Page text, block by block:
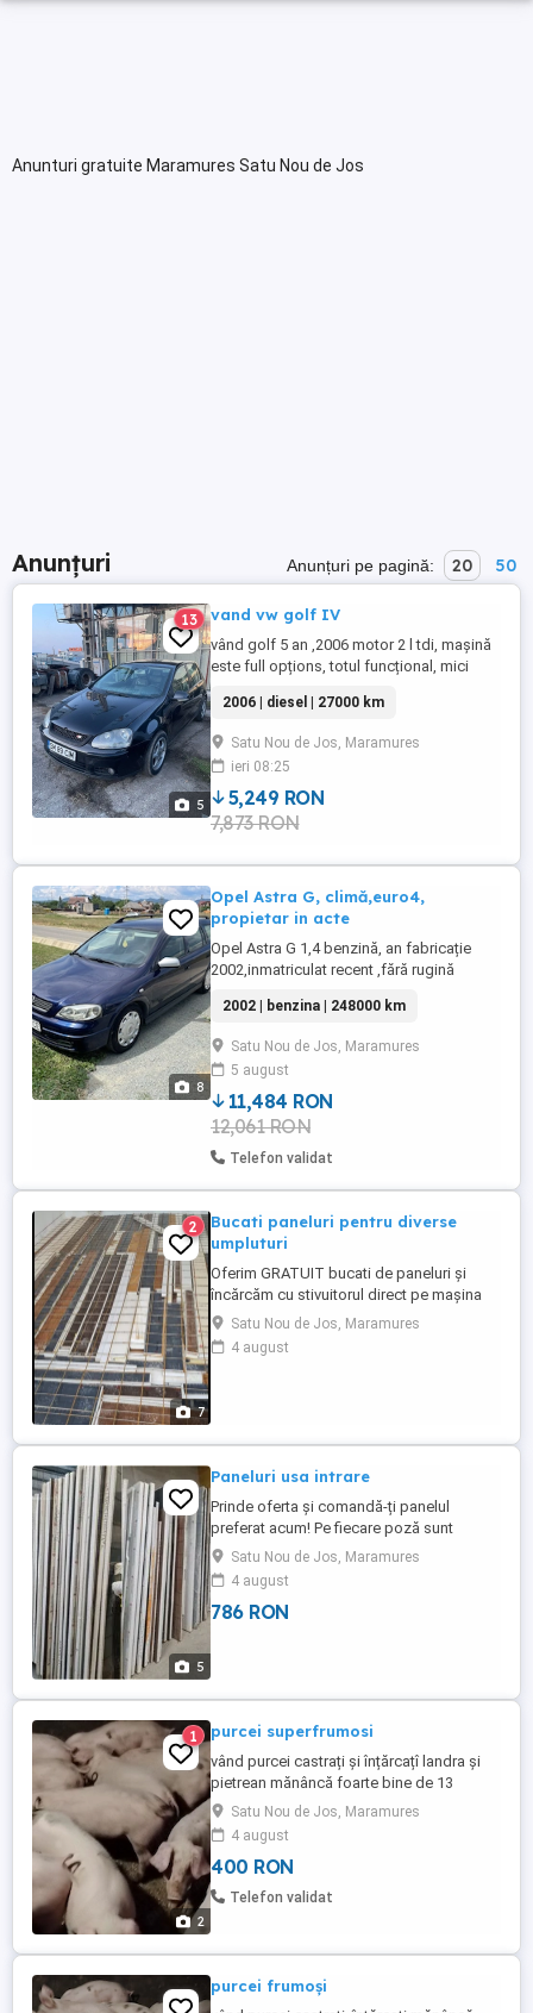
Anunturi gratuite Maramures Satu Nou de Jos
Anunțuri Anunțuri pe pagină: 20 50
5
13 vand vw golf IV
vând golf 5 an ,2006 motor 2 l tdi, mașină
este full opțions, totul funcțional, mici
pentru mai multe detalii lăsați un mesaj
sau scrieți la numărul din anunț
2006 | diesel | 27000 km
Satu Nou de Jos, Maramures
ieri 08:25
5,249 RON
7,873 RON
8
Opel Astra G, climă,euro4,
propietar in acte
Opel Astra G 1,4 benzină, an fabricație
2002,inmatriculat recent ,fără rugină
geamuri electrice, abs,servo direcție,
paravanturi la toate geamurile ,radio
kenwood cu stik ,proiectoare ceață, bare
portbagaj originale, inchidere centralizata,
două chei, cauciucuri aproape ...
2002 | benzina | 248000 km
Satu Nou de Jos, Maramures
5 august
11,484 RON
12,061 RON
Telefon validat
7
2
Bucati paneluri pentru diverse
umpluturi
Oferim GRATUIT bucati de paneluri și
încărcăm cu stivuitorul direct pe mașina
dvs.! Utilizare pentru: - Umplutura in
pardosea - Garduri - Cusca animale - Pereti
- Diverse alte tipuri de umpluturi Avantaje
Satu Nou de Jos, Maramures
4 august
5
Paneluri usa intrare
Prinde oferta și comandă-ți panelul
preferat acum! Pe fiecare poză sunt
prezentate toate detaliile, inclusiv prețul
final stabilit (TVA inclus!). Pentru comenzi
din această ofertă vă rugăm apelați sau
trimiteți mail la adresa Livrarea pentru
Satu Nou de Jos, Maramures
4 august
786 RON
2
1 purcei superfrumosi
vând purcei castrați și înțărcațî landra și
pietrean mănâncă foarte bine de 13
săptămâni
Satu Nou de Jos, Maramures
4 august
400 RON
Telefon validat
purcei frumoși